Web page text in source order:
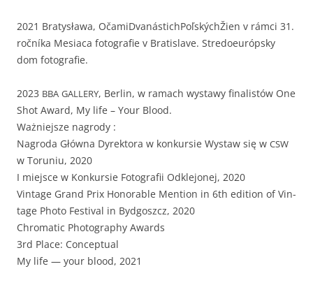
2021 Bratysława, OčamiD­vanás­tich­PoľskýchŽien v rám­ci 31.
roční­ka Mesi­a­ca fotografie v Bratislave. Stre­doeuróp­sky
dom fotografie.
2023 BBA GALLERY, Berlin, w ramach wys­tawy final­istów One
Shot Award, My life – Your Blood.
Ważniejsze nagrody :
Nagro­da Głów­na Dyrek­to­ra w konkur­sie Wys­taw się w CSW
w Toruniu, 2020
I miejsce w Konkur­sie Fotografii Odkle­jonej, 2020
Vin­tage Grand Prix Hon­or­able Men­tion in 6th edi­tion of Vin­
tage Pho­to Fes­ti­val in Byd­goszcz, 2020
Chro­mat­ic Pho­tog­ra­phy Awards
3rd Place: Conceptual
My life — your blood, 2021